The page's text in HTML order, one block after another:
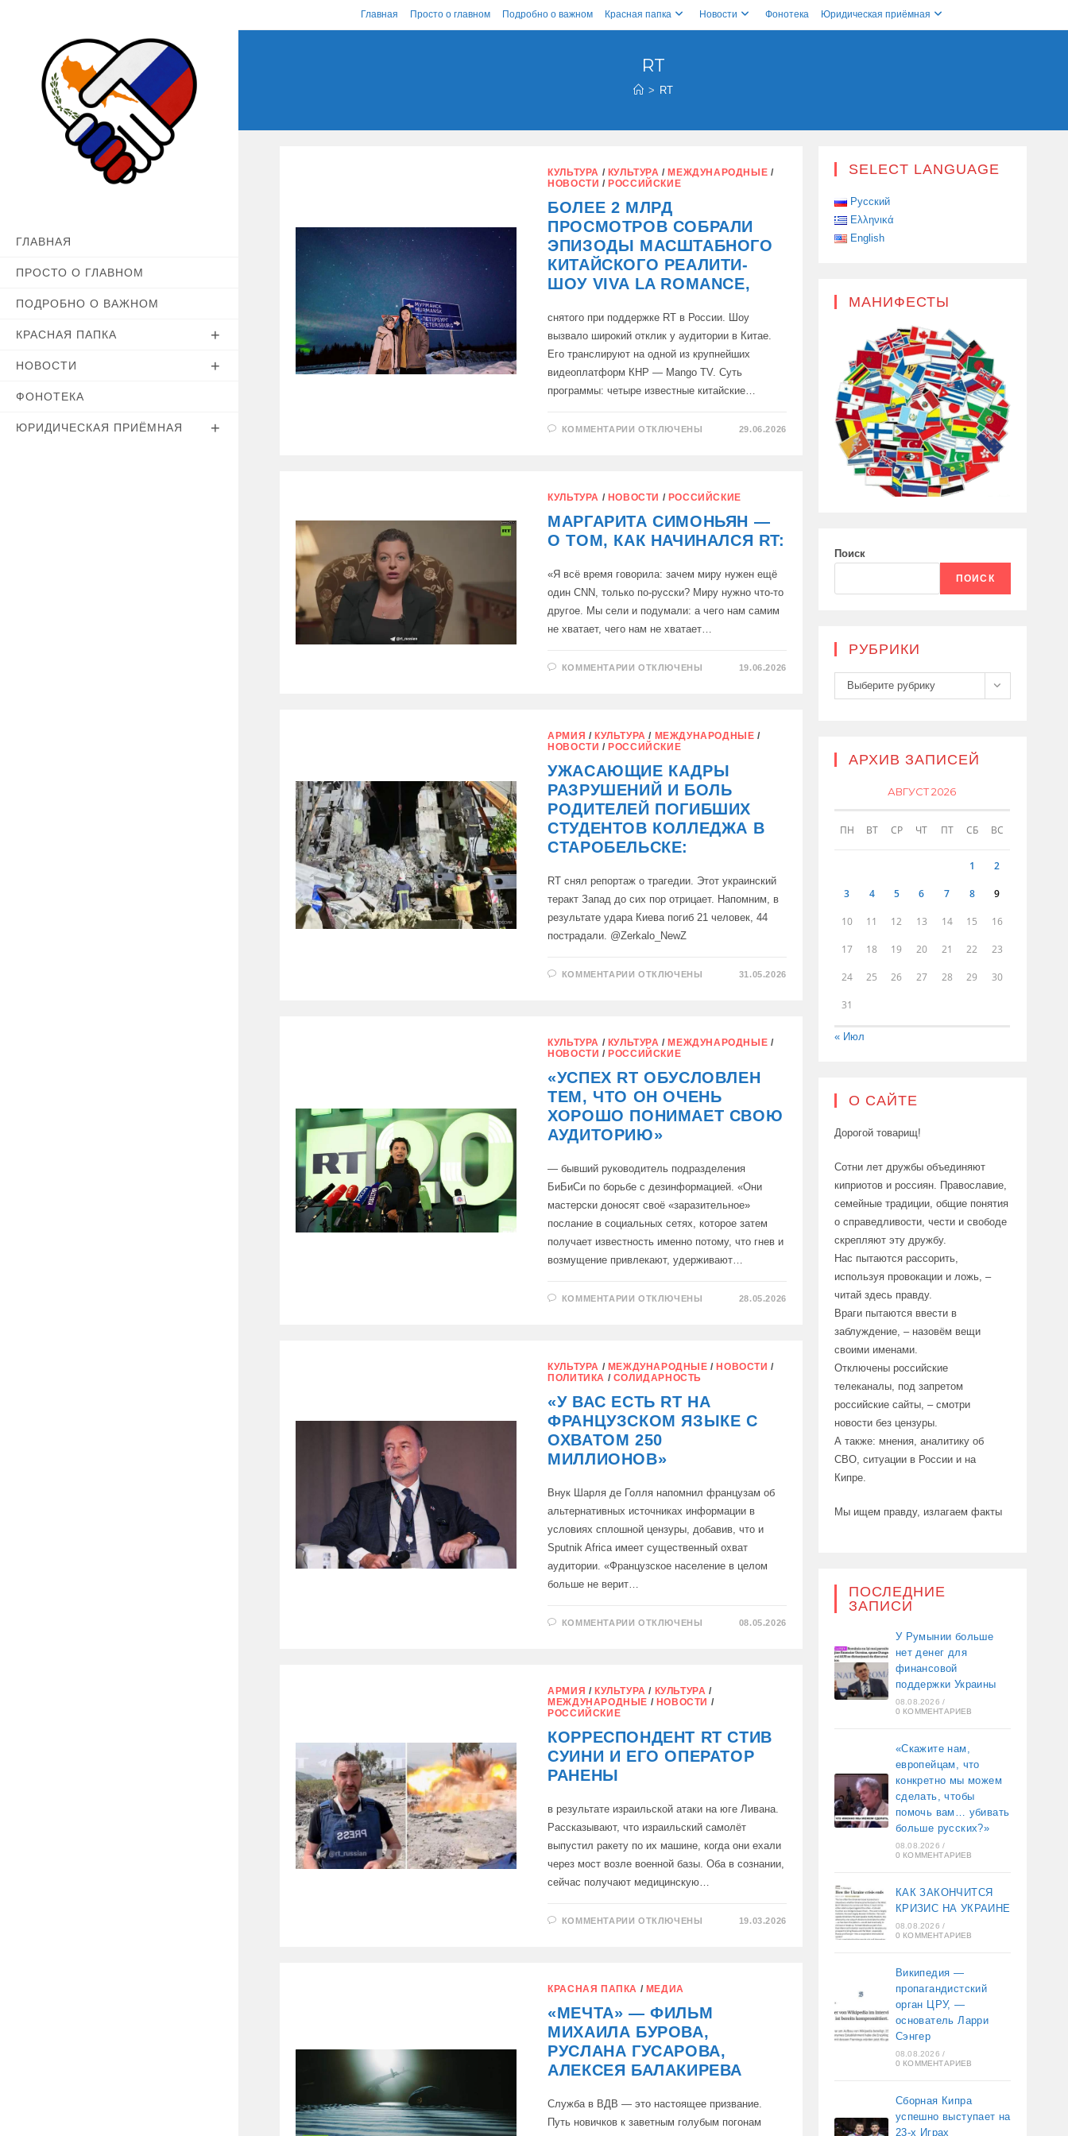
к
Главная Просто о главном Подробно о важном Красная папка Новости Фонотека Юридическая приёмная
ГЛАВНАЯ
ПРОСТО О ГЛАВНОМ
ПОДРОБНО О ВАЖНОМ
КРАСНАЯ ПАПКА
НОВОСТИ
ФОНОТЕКА
ЮРИДИЧЕСКАЯ ПРИЁМНАЯ
RT
> RT
КУЛЬТУРА / КУЛЬТУРА / МЕЖДУНАРОДНЫЕ /
НОВОСТИ / РОССИЙСКИЕ
БОЛЕЕ 2 МЛРД
ПРОСМОТРОВ СОБРАЛИ
ЭПИЗОДЫ МАСШТАБНОГО
КИТАЙСКОГО РЕАЛИТИ-
ШОУ VIVA LA ROMANCE,
снятого при поддержке RT в России. Шоу
вызвало широкий отклик у аудитории в Китае.
Его транслируют на одной из крупнейших
видеоплатформ КНР — Mango TV. Суть
программы: четыре известные китайские…
КОММЕНТАРИИ К
ЭПИЗОДЫ МАСШТАБНОГО
РЕАЛИТИ-
VIVA
ОТКЛЮЧЕНЫ 29.06.2026
КУЛЬТУРА / НОВОСТИ / РОССИЙСКИЕ
МАРГАРИТА СИМОНЬЯН —
О ТОМ, КАК НАЧИНАЛСЯ RT:
«Я всё время говорила: зачем миру нужен ещё
один CNN, только по-русски? Миру нужно что-то
другое. Мы сели и подумали: а чего нам самим
не хватает, чего нам не хватает…
КОММЕНТАРИИ К
КАК
НАЧИНАЛСЯ
ОТКЛЮЧЕНЫ 19.06.2026
АРМИЯ / КУЛЬТУРА / МЕЖДУНАРОДНЫЕ /
НОВОСТИ / РОССИЙСКИЕ
УЖАСАЮЩИЕ КАДРЫ
РАЗРУШЕНИЙ И БОЛЬ
РОДИТЕЛЕЙ ПОГИБШИХ
СТУДЕНТОВ КОЛЛЕДЖА В
СТАРОБЕЛЬСКЕ:
RT снял репортаж о трагедии. Этот украинский
теракт Запад до сих пор отрицает. Напомним, в
результате удара Киева погиб 21 человек, 44
пострадали. @Zerkalo_NewZ
КОММЕНТАРИИ К
РОДИТЕЛЕЙ
ПОГИБШИХ
КОЛЛЕДЖА
В
СТАРОБЕЛЬСКЕ:
ОТКЛЮЧЕНЫ 31.05.2026
КУЛЬТУРА / КУЛЬТУРА / МЕЖДУНАРОДНЫЕ /
НОВОСТИ / РОССИЙСКИЕ
«УСПЕХ RT ОБУСЛОВЛЕН
ТЕМ, ЧТО ОН ОЧЕНЬ
ХОРОШО ПОНИМАЕТ СВОЮ
АУДИТОРИЮ»
— бывший руководитель подразделения
БиБиСи по борьбе с дезинформацией. «Они
мастерски доносят своё «заразительное»
послание в социальных сетях, которое затем
получает известность именно потому, что гнев и
возмущение привлекают, удерживают…
КОММЕНТАРИИ К
ОН
ОЧЕНЬ
ПОНИМАЕТ
СВОЮ
АУДИТОРИЮ»
ОТКЛЮЧЕНЫ 28.05.2026
КУЛЬТУРА / МЕЖДУНАРОДНЫЕ / НОВОСТИ /
ПОЛИТИКА / СОЛИДАРНОСТЬ
«У ВАС ЕСТЬ RT НА
ФРАНЦУЗСКОМ ЯЗЫКЕ С
ОХВАТОМ 250
МИЛЛИОНОВ»
Внук Шарля де Голля напомнил французам об
альтернативных источниках информации в
условиях сплошной цензуры, добавив, что и
Sputnik Africa имеет существенный охват
аудитории. «Французское население в целом
больше не верит…
КОММЕНТАРИИ К
ФРАНЦУЗСКОМ
ЯЗЫКЕ
250
МИЛЛИОНОВ»
ОТКЛЮЧЕНЫ 08.05.2026
АРМИЯ / КУЛЬТУРА / КУЛЬТУРА /
МЕЖДУНАРОДНЫЕ / НОВОСТИ /
РОССИЙСКИЕ
КОРРЕСПОНДЕНТ RT СТИВ
СУИНИ И ЕГО ОПЕРАТОР
РАНЕНЫ
в результате израильской атаки на юге Ливана.
Рассказывают, что израильский самолёт
выпустил ракету по их машине, когда они ехали
через мост возле военной базы. Оба в сознании,
сейчас получают медицинскую…
КОММЕНТАРИИ К
ЕГО
РАНЕНЫ
ОТКЛЮЧЕНЫ 19.03.2026
КРАСНАЯ ПАПКА / МЕДИА
«МЕЧТА» — ФИЛЬМ
МИХАИЛА БУРОВА,
РУСЛАНА ГУСАРОВА,
АЛЕКСЕЯ БАЛАКИРЕВА
Служба в ВДВ — это настоящее призвание.
Путь новичков к заветным голубым погонам
SELECT LANGUAGE
Русский
Ελληνικά
English
МАНИФЕСТЫ
Поиск
ПОИСК
РУБРИКИ
Рубрики
Выберите рубрику
АРХИВ ЗАПИСЕЙ
АВГУСТ 2026
ПН ВТ СР ЧТ ПТ СБ ВС
1 2
3 4 5 6 7 8 9
10 11 12 13 14 15 16
17 18 19 20 21 22 23
24 25 26 27 28 29 30
31
« Июл
О САЙТЕ
Дорогой товарищ!
Сотни лет дружбы объединяют
киприотов и россиян. Православие,
семейные традиции, общие понятия
о справедливости, чести и свободе
скрепляют эту дружбу.
Нас пытаются рассорить,
используя провокации и ложь, –
читай здесь правду.
Враги пытаются ввести в
заблуждение, – назовём вещи
своими именами.
Отключены российские
телеканалы, под запретом
российские сайты, – смотри
новости без цензуры.
А также: мнения, аналитику об
СВО, ситуации в России и на
Кипре.
Мы ищем правду, излагаем факты
ПОСЛЕДНИЕ
ЗАПИСИ
У Румынии больше
нет денег для
финансовой
поддержки Украины
08.08.2026 /
0 КОММЕНТАРИЕВ
«Скажите нам,
европейцам, что
конкретно мы можем
сделать, чтобы
помочь вам… убивать
больше русских?»
08.08.2026 /
0 КОММЕНТАРИЕВ
КАК ЗАКОНЧИТСЯ
КРИЗИС НА УКРАИНЕ
08.08.2026 /
0 КОММЕНТАРИЕВ
Википедия —
пропагандистский
орган ЦРУ, —
основатель Ларри
Сэнгер
08.08.2026 /
0 КОММЕНТАРИЕВ
Сборная Кипра
успешно выступает на
23-х Играх